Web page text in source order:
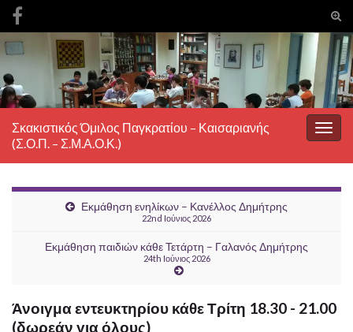
Search for:
Σκακιστικός Όμιλος Παγκρατίου – Καισαριανής
(Σ.Ο.Π. – Σ.Μ.Α.Ο.Κ.)
Εκμάθηση ενηλίκων – Κανέλλος Δημήτρης
22nd Ιούνιος 2026
Εκμάθηση παιδιών κάθε Τετάρτη – Γαλανός Δημήτρης
24th Ιούνιος 2026
Άνοιγμα εντευκτηρίου κάθε Τρίτη 18.30 - 21.00
(δωρεάν για όλους)